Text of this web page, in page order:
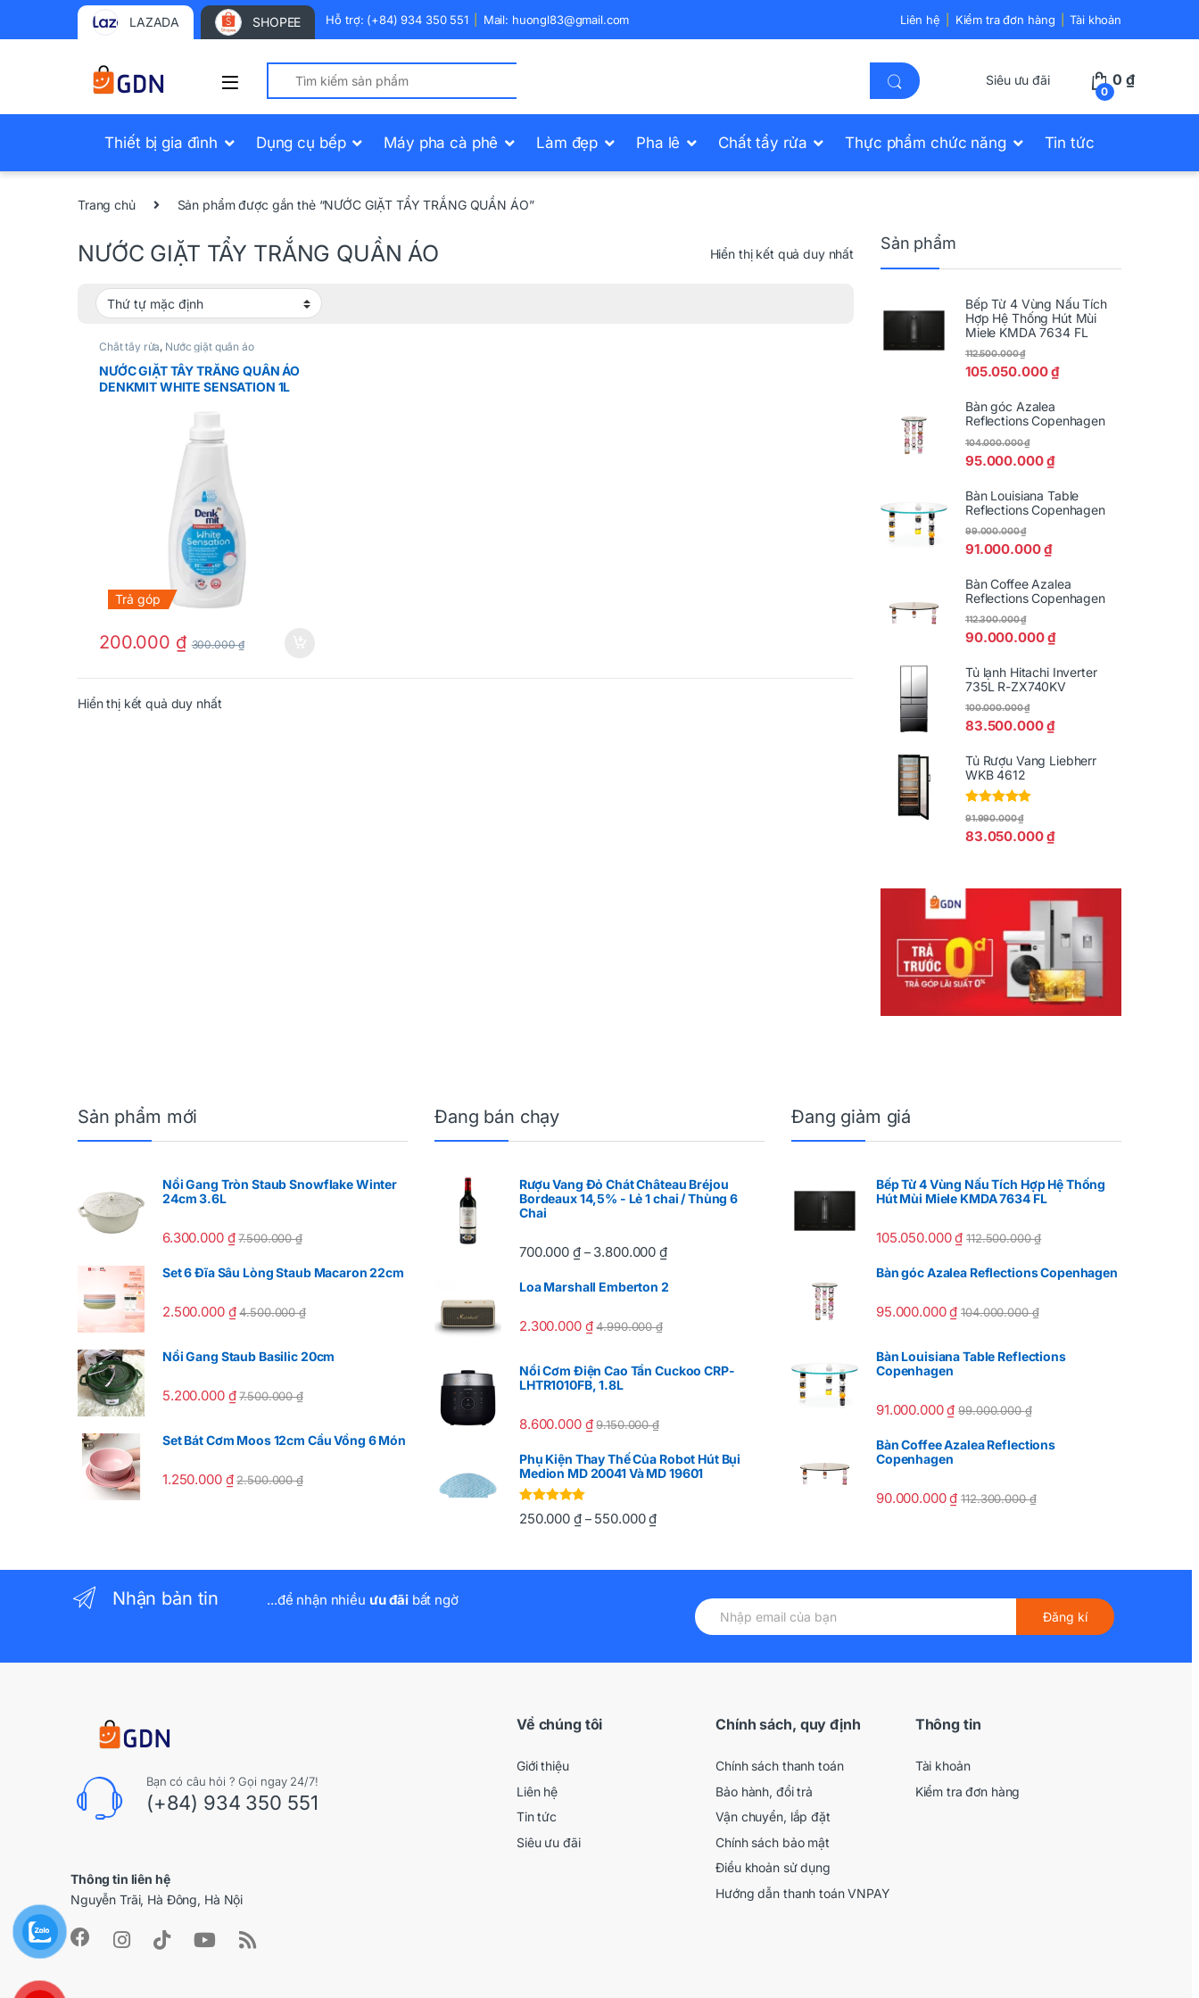
LAZADA SHOPEE Hỗ trợ: (+84) 934 350 551 Mail: huongl83@gmail.com Liên hệ Kiểm tra đơn hàng Tài khoản
Search for:
Siêu ưu đãi
0
0₫
Thiết bị gia đình Dụng cụ bếp Máy pha cà phê Làm đẹp Pha lê Chất tẩy rửa Thực phẩm chức năng Tin tức
Trang chủ Sản phẩm được gắn thẻ “NƯỚC GIẶT TẨY TRẮNG QUẦN ÁO”
NƯỚC GIẶT TẨY TRẮNG QUẦN ÁO Hiển thị kết quả duy nhất
Chất tẩy rửa, Nước giặt quần áo
NƯỚC GIẶT TẨY TRẮNG QUẦN ÁO
DENKMIT WHITE SENSATION 1L
Trả góp
200.000 ₫ 300.000₫
Hiển thị kết quả duy nhất
Sản phẩm
Bếp Từ 4 Vùng Nấu Tích
Hợp Hệ Thống Hút Mùi
Miele KMDA 7634 FL
105.050.000₫
112.500.000₫
Bàn góc Azalea
Reflections Copenhagen
95.000.000₫
104.000.000₫
Bàn Louisiana Table
Reflections Copenhagen
91.000.000₫
99.000.000₫
Bàn Coffee Azalea
Reflections Copenhagen
90.000.000₫
112.300.000₫
Tủ lạnh Hitachi Inverter
735L R-ZX740KV
83.500.000₫
100.000.000₫
Tủ Rượu Vang Liebherr
WKB 4612
Được xếp
5
sao
83.050.000₫
91.990.000₫
Sản phẩm mới
Nồi Gang Tròn Staub Snowflake Winter
24cm 3.6L
6.300.000 ₫ 7.500.000₫
Set 6 Đĩa Sâu Lòng Staub Macaron 22cm
2.500.000 ₫ 4.500.000₫
Nồi Gang Staub Basilic 20cm
5.200.000 ₫ 7.500.000₫
Set Bát Cơm Moos 12cm Cầu Vồng 6 Món
1.250.000 ₫ 2.500.000₫
Đang bán chạy
Rượu Vang Đỏ Chát Château Bréjou
Bordeaux 14,5% - Lẻ 1 chai / Thùng 6
Chai
700.000 ₫– 3.800.000 ₫
Loa Marshall Emberton 2
2.300.000 ₫ 4.990.000₫
Nồi Cơm Điện Cao Tần Cuckoo CRP-
LHTR1010FB, 1.8L
8.600.000 ₫ 9.150.000₫
Phụ Kiện Thay Thế Của Robot Hút Bụi
Medion MD 20041 Và MD 19601
Được xếp
hạng5.005
250.000 ₫– 550.000₫
Đang giảm giá
Bếp Từ 4 Vùng Nấu Tích Hợp Hệ Thống
Hút Mùi Miele KMDA 7634 FL
105.050.000₫ 112.500.000₫
Bàn góc Azalea Reflections Copenhagen
95.000.000₫ 104.000.000₫
Bàn Louisiana Table Reflections
Copenhagen
91.000.000₫ 99.000.000₫
Bàn Coffee Azalea Reflections
Copenhagen
90.000.000₫ 112.300.000₫
Nhận bản tin ...để nhận nhiều ưu đãibất ngờ
Đăng kí
Bạn có câu hỏi ? Gọi ngay 24/7!
(+84) 934 350 551
Thông tin liên hệ
Nguyễn Trãi, Hà Đông, Hà Nội
Về chúng tôi
Giới thiệu
Liên hệ
Tin tức
Siêu ưu đãi
Chính sách, quy định
Chính sách thanh toán
Bảo hành, đổi trả
Vận chuyển, lắp đặt
Chính sách bảo mật
Điều khoản sử dụng
Hướng dẫn thanh toán VNPAY
Thông tin
Tài khoản
Kiểm tra đơn hàng